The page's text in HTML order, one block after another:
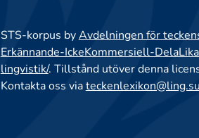
STS-korpus byAvdelningen för
Erkännande-IckeKommersiell-
lingvistik/. Tillstånd utöver denna
Kontakta oss via